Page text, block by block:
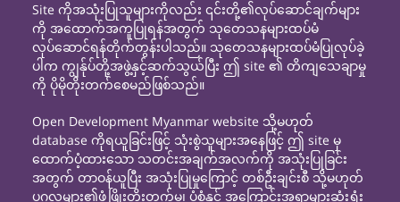
Site ကိုအသုံးပြုသူများကိုလည်း ၎င်းတို့၏လုပ်ဆောင်ချက်များ
ကို အထောက်အကူပြုရန်အတွက် သုတေသနများထပ်မံ
လုပ်ဆောင်ရန်တိုက်တွန်းပါသည်။ သုတေသနများထပ်မံပြုလုပ်ခဲ့
ပါက ကျွန်ုပ်တို့အဖွဲ့နှင့်ဆက်သွယ်ပြီး ဤ site ၏ တိကျသေချာမှု
ကို ပိုမိုတိုးတက်စေမည်ဖြစ်သည်။
Open Development Myanmar website သို့မဟုတ်
database ကိုရယူခြင်းဖြင့် သုံးစွဲသူများအနေဖြင့် ဤ site မှ
ထောက်ပံ့ထားသော သတင်းအချက်အလက်ကို အသုံးပြုခြင်း
အတွက် တာဝန်ယူပြီး အသုံးပြုမှုကြောင့် တစ်ဦးချင်းစီ သို့မဟုတ်
ပုဂ္ဂလများ၏ဖွံ့ဖြိုးတိုးတက်မှု၊ ပုံစံနှင့် အကြောင်းအရာများဆုံးရှုံး